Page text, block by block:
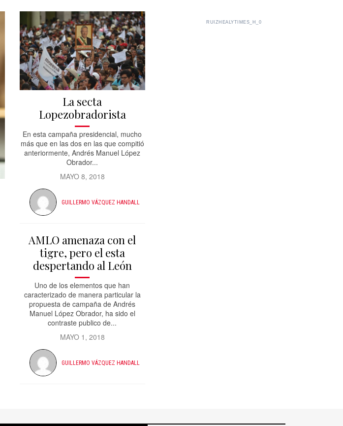
La secta
Lopezobradorista
En esta campaña presidencial, mucho
más que en las dos en las que compitió
anteriormente, Andrés Manuel López
Obrador...
MAYO 8, 2018
GUILLERMO VÁZQUEZ HANDALL
AMLO amenaza con el
tigre, pero el esta
despertando al León
Uno de los elementos que han
caracterizado de manera particular la
propuesta de campaña de Andrés
Manuel López Obrador, ha sido el
contraste publico de...
MAYO 1, 2018
GUILLERMO VÁZQUEZ HANDALL
RUIZHEALYTIMES_H_0